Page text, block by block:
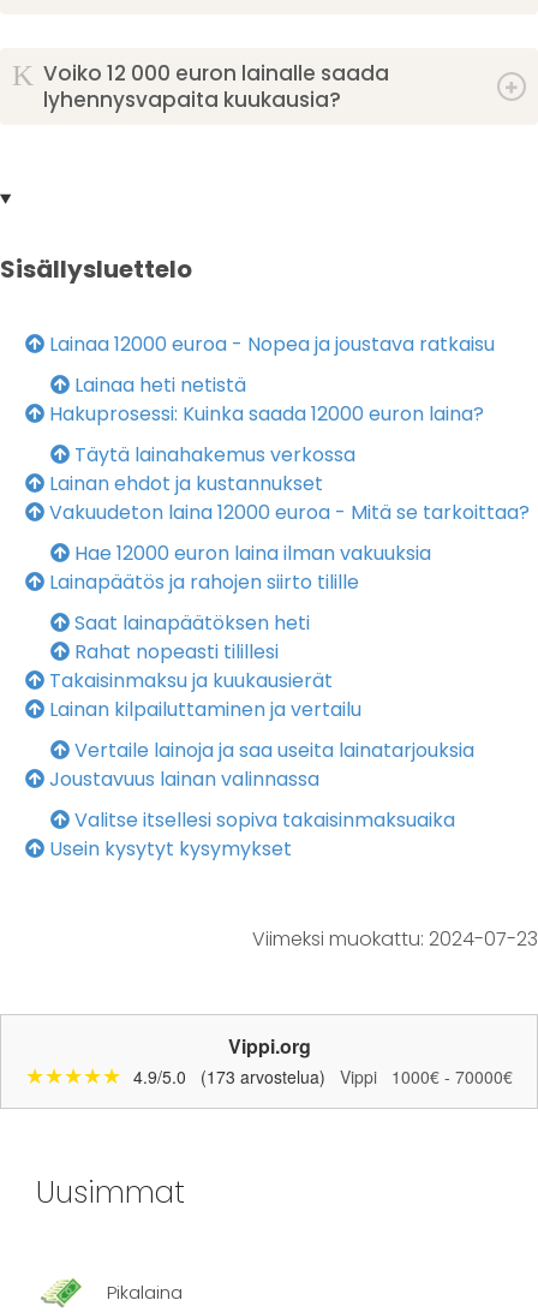
K Voiko 12 000 euron lainalle saada
lyhennysvapaita kuukausia?
Sisällysluettelo
Lainaa 12000 euroa - Nopea ja joustava ratkaisu
Lainaa heti netistä
Hakuprosessi: Kuinka saada 12000 euron laina?
Täytä lainahakemus verkossa
Lainan ehdot ja kustannukset
Vakuudeton laina 12000 euroa - Mitä se tarkoittaa?
Hae 12000 euron laina ilman vakuuksia
Lainapäätös ja rahojen siirto tilille
Saat lainapäätöksen heti
Rahat nopeasti tilillesi
Takaisinmaksu ja kuukausierät
Lainan kilpailuttaminen ja vertailu
Vertaile lainoja ja saa useita lainatarjouksia
Joustavuus lainan valinnassa
Valitse itsellesi sopiva takaisinmaksuaika
Usein kysytyt kysymykset
Viimeksi muokattu: 2024-07-23
Vippi.org
★★★★★ 4.9/5.0 (173 arvostelua) Vippi 1000€ - 70000€
Uusimmat
Pikalaina